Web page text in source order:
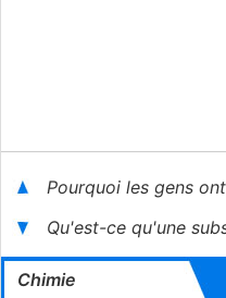
Pourquoi les gens
Qu'est-ce qu'une
Chimie